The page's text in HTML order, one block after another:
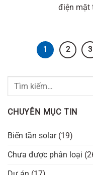
điện mặt
1 2 3
CHUYÊN MỤC TIN
Biến tần solar(19)
Chưa được phân loại